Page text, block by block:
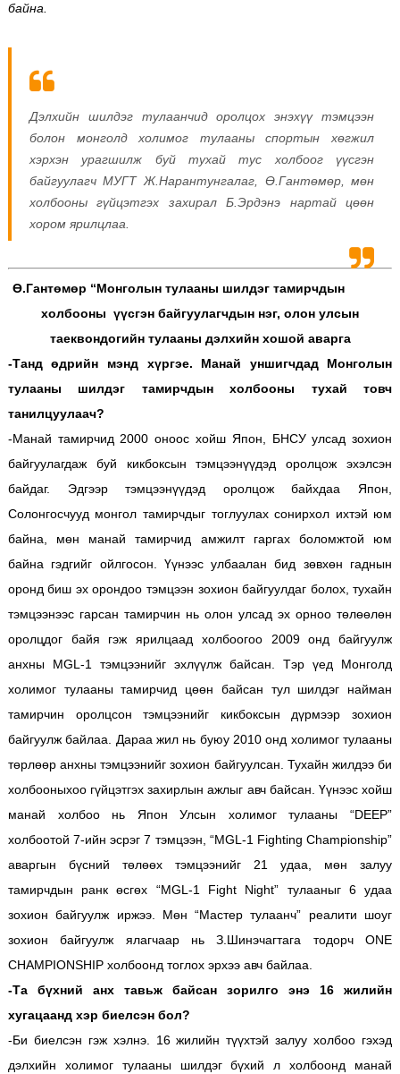
байна.
Дэлхийн шилдэг тулаанчид оролцох энэхүү тэмцээн
болон монголд холимог тулааны спортын хөгжил
хэрхэн урагшилж буй тухай тус холбоог үүсгэн
байгуулагч МУГТ Ж.Нарантунгалаг, Ө.Гантөмөр, мөн
холбооны гүйцэтгэх захирал Б.Эрдэнэ нартай цөөн
хором ярилцлаа.
Ө.Гантөмөр “Монголын тулааны шилдэг тамирчдын
холбооны үүсгэн байгуулагчдын нэг, олон улсын
таеквондогийн тулааны дэлхийн хошой аварга
-Танд өдрийн мэнд хүргэе. Манай уншигчдад Монголын
тулааны шилдэг тамирчдын холбооны тухай товч
танилцуулаач?
-Манай тамирчид 2000 оноос хойш Япон, БНСУ улсад зохион
байгуулагдаж буй кикбоксын тэмцээнүүдэд оролцож эхэлсэн
байдаг. Эдгээр тэмцээнүүдэд оролцож байхдаа Япон,
Солонгосчууд монгол тамирчдыг тоглуулах сонирхол ихтэй юм
байна, мөн манай тамирчид амжилт гаргах боломжтой юм
байна гэдгийг ойлгосон. Үүнээс улбаалан бид зөвхөн гаднын
оронд биш эх орондоо тэмцээн зохион байгуулдаг болох, тухайн
тэмцээнээс гарсан тамирчин нь олон улсад эх орноо төлөөлөн
оролцдог байя гэж ярилцаад холбоогоо 2009 онд байгуулж
анхны MGL-1 тэмцээнийг эхлүүлж байсан. Тэр үед Монголд
холимог тулааны тамирчид цөөн байсан тул шилдэг найман
тамирчин оролцсон тэмцээнийг кикбоксын дүрмээр зохион
байгуулж байлаа. Дараа жил нь буюу 2010 онд холимог тулааны
төрлөөр анхны тэмцээнийг зохион байгуулсан. Тухайн жилдээ би
холбооныхоо гүйцэтгэх захирлын ажлыг авч байсан. Үүнээс хойш
манай холбоо нь Япон Улсын холимог тулааны “DEEP”
холбоотой 7-ийн эсрэг 7 тэмцээн, “MGL-1 Fighting Championship”
аваргын бүсний төлөөх тэмцээнийг 21 удаа, мөн залуу
тамирчдын ранк өсгөх “MGL-1 Fight Night” тулааныг 6 удаа
зохион байгуулж иржээ. Мөн “Мастер тулаанч” реалити шоуг
зохион байгуулж ялагчаар нь З.Шинэчагтага тодорч ONE
CHAMPIONSHIP холбоонд тоглох эрхээ авч байлаа.
-Та бүхний анх тавьж байсан зорилго энэ 16 жилийн
хугацаанд хэр биелсэн бол?
-Би биелсэн гэж хэлнэ. 16 жилийн түүхтэй залуу холбоо гэхэд
дэлхийн холимог тулааны шилдэг бүхий л холбоонд манай